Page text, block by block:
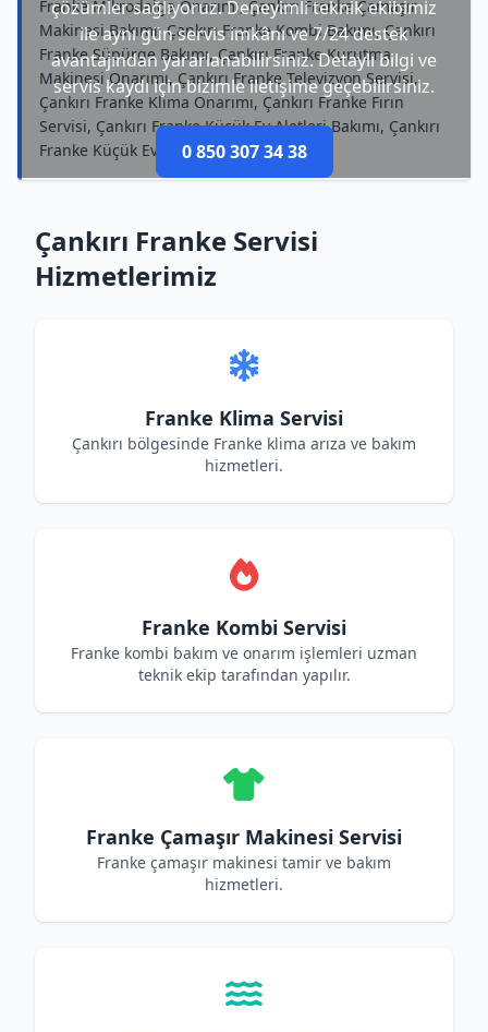
çözümler sağlıyoruz. Deneyimli teknik ekibimiz
ile aynı gün servis imkânı ve 7/24 destek
avantajından yararlanabilirsiniz. Detaylı bilgi ve
servis kaydı için bizimle iletişime geçebilirsiniz.
0 850 307 34 38
Franke Mikrodalga Onarımı, Çankırı Franke Çamaşır
Makinesi Bakımı, Çankırı Franke Kombi Bakımı, Çankırı
Franke Süpürge Bakımı, Çankırı Franke Kurutma
Makinesi Onarımı, Çankırı Franke Televizyon Servisi,
Çankırı Franke Klima Onarımı, Çankırı Franke Fırın
Servisi, Çankırı Franke Küçük Ev Aletleri Bakımı, Çankırı
Franke Küçük Ev Aletleri Tamircisi
Çankırı Franke Servisi
Hizmetlerimiz
Franke Klima Servisi
Çankırı bölgesinde Franke klima arıza ve bakım
hizmetleri.
Franke Kombi Servisi
Franke kombi bakım ve onarım işlemleri uzman
teknik ekip tarafından yapılır.
Franke Çamaşır Makinesi Servisi
Franke çamaşır makinesi tamir ve bakım
hizmetleri.